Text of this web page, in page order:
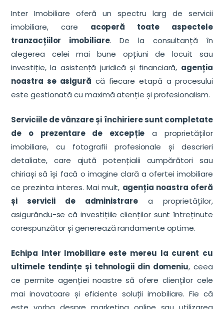
Inter Imobiliare oferă un spectru larg de servicii
imobiliare, care acoperă toate aspectele
tranzacțiilor imobiliare. De la consultanță în
alegerea celei mai bune opțiuni de locuit sau
investiție, la asistență juridică și financiară, agenția
noastra se asigură că fiecare etapă a procesului
este gestionată cu maximă atenție și profesionalism.
Serviciile de vânzare și închiriere sunt completate
de o prezentare de excepție a proprietăților
imobiliare, cu fotografii profesionale și descrieri
detaliate, care ajută potențialii cumpărători sau
chiriași să își facă o imagine clară a ofertei imobiliare
ce prezinta interes. Mai mult, agenția noastra oferă
și servicii de administrarea proprietăților,
asigurându-se că investițiile clienților sunt întreținute
corespunzător și generează randamente optime.
Echipa Inter Imobiliare este mereu la curent cu
ultimele tendințe și tehnologii din domeniu, ceea
ce permite agenției noastre să ofere clienților cele
mai inovatoare și eficiente soluții imobiliare. Fie că